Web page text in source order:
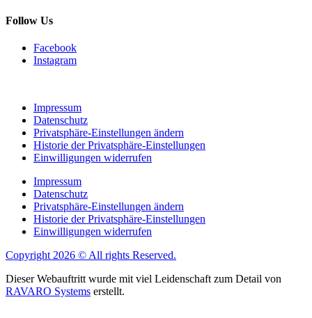
Follow Us
Facebook
Instagram
Impressum
Datenschutz
Privatsphäre-Einstellungen ändern
Historie der Privatsphäre-Einstellungen
Einwilligungen widerrufen
Impressum
Datenschutz
Privatsphäre-Einstellungen ändern
Historie der Privatsphäre-Einstellungen
Einwilligungen widerrufen
Copyright 2026 © All rights Reserved.
Dieser Webauftritt wurde mit viel Leidenschaft zum Detail von
RAVARO Systems erstellt.